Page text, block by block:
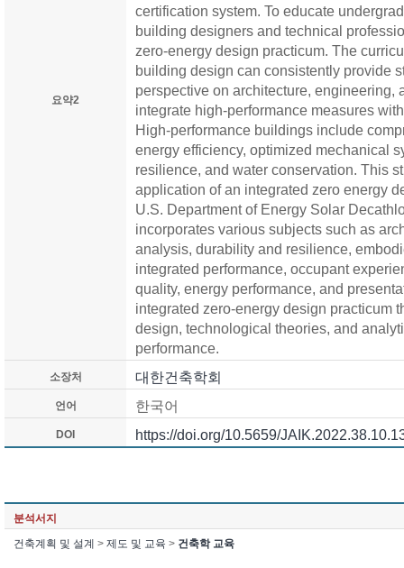
요약2
certification system. To educate
building designers and technical
zero-energy design practicum. The
building design can consistently provide
perspective on architecture, engineering,
integrate high-performance measures
High-performance buildings include
energy efficiency, optimized mechanical
resilience, and water conservation. This
application of an integrated zero energy
U.S. Department of Energy Solar
incorporates various subjects such as
analysis, durability and resilience,
integrated performance, occupant
quality, energy performance, and
integrated zero-energy design practicum
design, technological theories, and
performance.
소장처 대한건축학회
언어 한국어
DOI https://doi.org/10.5659/
분석서지
건축계획 및 설계 > 제도 및 교육 > 건축학 교육